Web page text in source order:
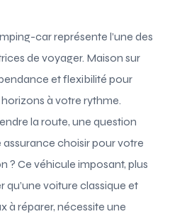
car représente l’une des
de voyager. Maison sur
et flexibilité pour
à votre rythme.
la route, une question
assurance choisir pour votre
? Ce véhicule imposant, plus
voiture classique et
à réparer, nécessite une